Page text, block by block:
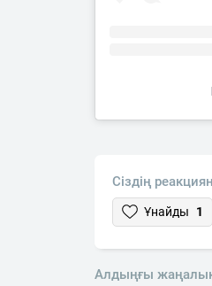
Сіздің
Ұнайды 1
Алдыңғы